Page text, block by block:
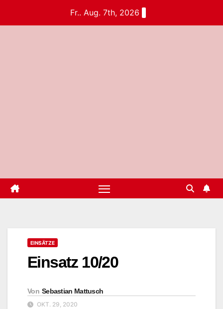
Fr.. Aug. 7th, 2026
EINSÄTZE
Einsatz 10/20
Von Sebastian Mattusch
OKT. 29, 2020